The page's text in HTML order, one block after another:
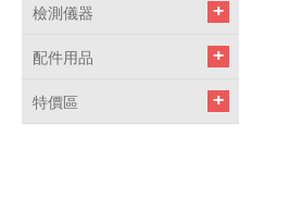
檢測儀器
配件用品
特價區